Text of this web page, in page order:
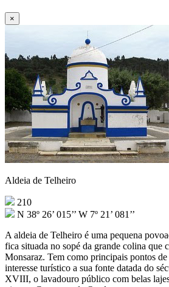
×
Aldeia de Telheiro
210
N 38º 26’ 015’’ W 7º 21’ 081’’
A aldeia de Telheiro é uma pequena
fica situada no sopé da grande colina que
Monsaraz. Tem como principais pontos de
interesse turístico a sua fonte datada do
XVIII, o lavadouro público com belas